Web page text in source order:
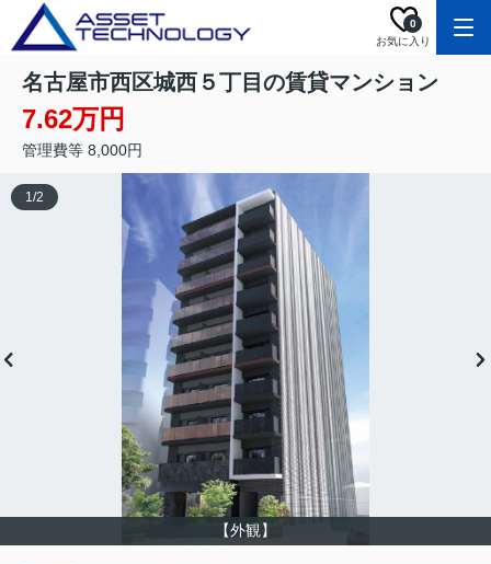
お気に入り
0
名古屋市西区城西５丁目の賃貸マンション
7.62万円
管理費等 8,000円
【外観】
1/2